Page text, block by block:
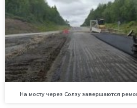
На мосту через Солзу завершаются